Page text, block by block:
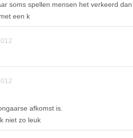
soms spellen mensen het verkeerd
een k
afkomst is.
niet zo leuk